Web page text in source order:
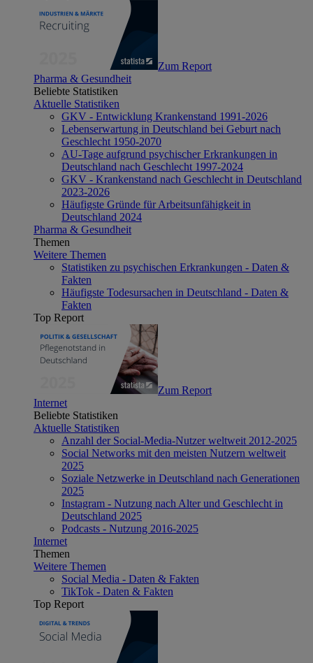
Zum Report
Pharma & Gesundheit
Beliebte Statistiken
Aktuelle Statistiken
GKV - Entwicklung Krankenstand 1991-2026
Lebenserwartung in Deutschland bei Geburt nach
Geschlecht 1950-2070
AU-Tage aufgrund psychischer Erkrankungen in
Deutschland nach Geschlecht 1997-2024
GKV - Krankenstand nach Geschlecht in Deutschland
2023-2026
Häufigste Gründe für Arbeitsunfähigkeit in
Deutschland 2024
Pharma & Gesundheit
Themen
Weitere Themen
Statistiken zu psychischen Erkrankungen - Daten &
Fakten
Häufigste Todesursachen in Deutschland - Daten &
Fakten
Top Report
Zum Report
Internet
Beliebte Statistiken
Aktuelle Statistiken
Anzahl der Social-Media-Nutzer weltweit 2012-2025
Social Networks mit den meisten Nutzern weltweit
2025
Soziale Netzwerke in Deutschland nach Generationen
2025
Instagram - Nutzung nach Alter und Geschlecht in
Deutschland 2025
Podcasts - Nutzung 2016-2025
Internet
Themen
Weitere Themen
Social Media - Daten & Fakten
TikTok - Daten & Fakten
Top Report